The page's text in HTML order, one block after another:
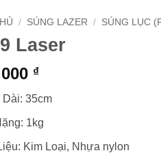
/ SÚNG LAZER / SÚNG LỤC
Laser
₫
35cm
1kg
Kim Loại, Nhựa nylon